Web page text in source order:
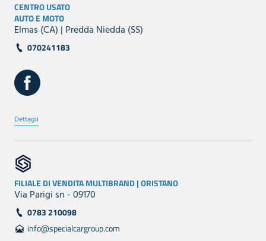
CENTRO USATO
AUTO E MOTO
Elmas (CA) | Predda Niedda (SS)
070241183
Dettagli
FILIALE DI VENDITA MULTIBRAND | ORISTANO
Via Parigi sn - 09170
0783 210098
info@specialcargroup.com